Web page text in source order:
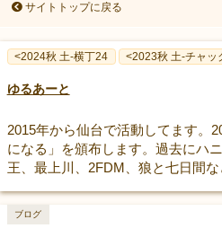
サイトトップに戻る
<2024秋 土-横丁24 <2023秋 土-チャッ
ゆるあーと
2015年から仙台で活動してます。
になる」を頒布します。過去にハ
王、最上川、2FDM、狼と七日間な
ブログ